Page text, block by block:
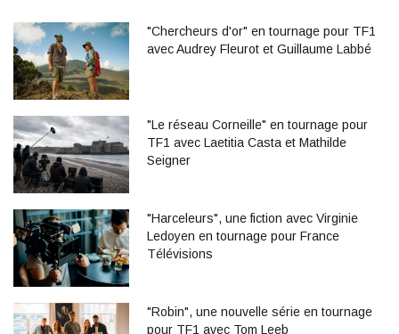
"Chercheurs d'or" en tournage pour TF1
avec Audrey Fleurot et Guillaume Labbé
"Le réseau Corneille" en tournage pour
TF1 avec Laetitia Casta et Mathilde
Seigner
"Harceleurs", une fiction avec Virginie
Ledoyen en tournage pour France
Télévisions
"Robin", une nouvelle série en tournage
pour TF1 avec Tom Leeb